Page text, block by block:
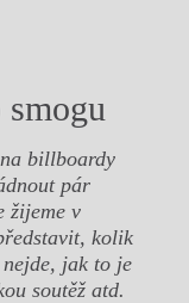
billboardy
pár
žijeme v
kolik
jak to je
soutěž atd.